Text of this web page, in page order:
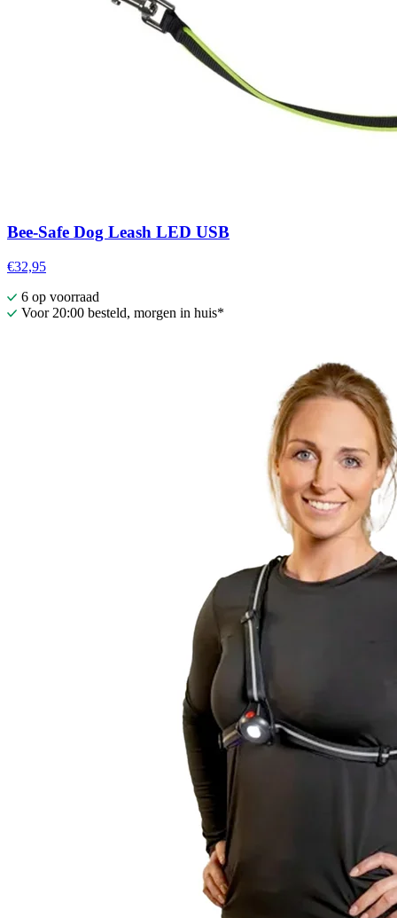
Bee-Safe Dog Leash LED USB
€32,95
6 op voorraad
Voor 20:00 besteld, morgen in huis*